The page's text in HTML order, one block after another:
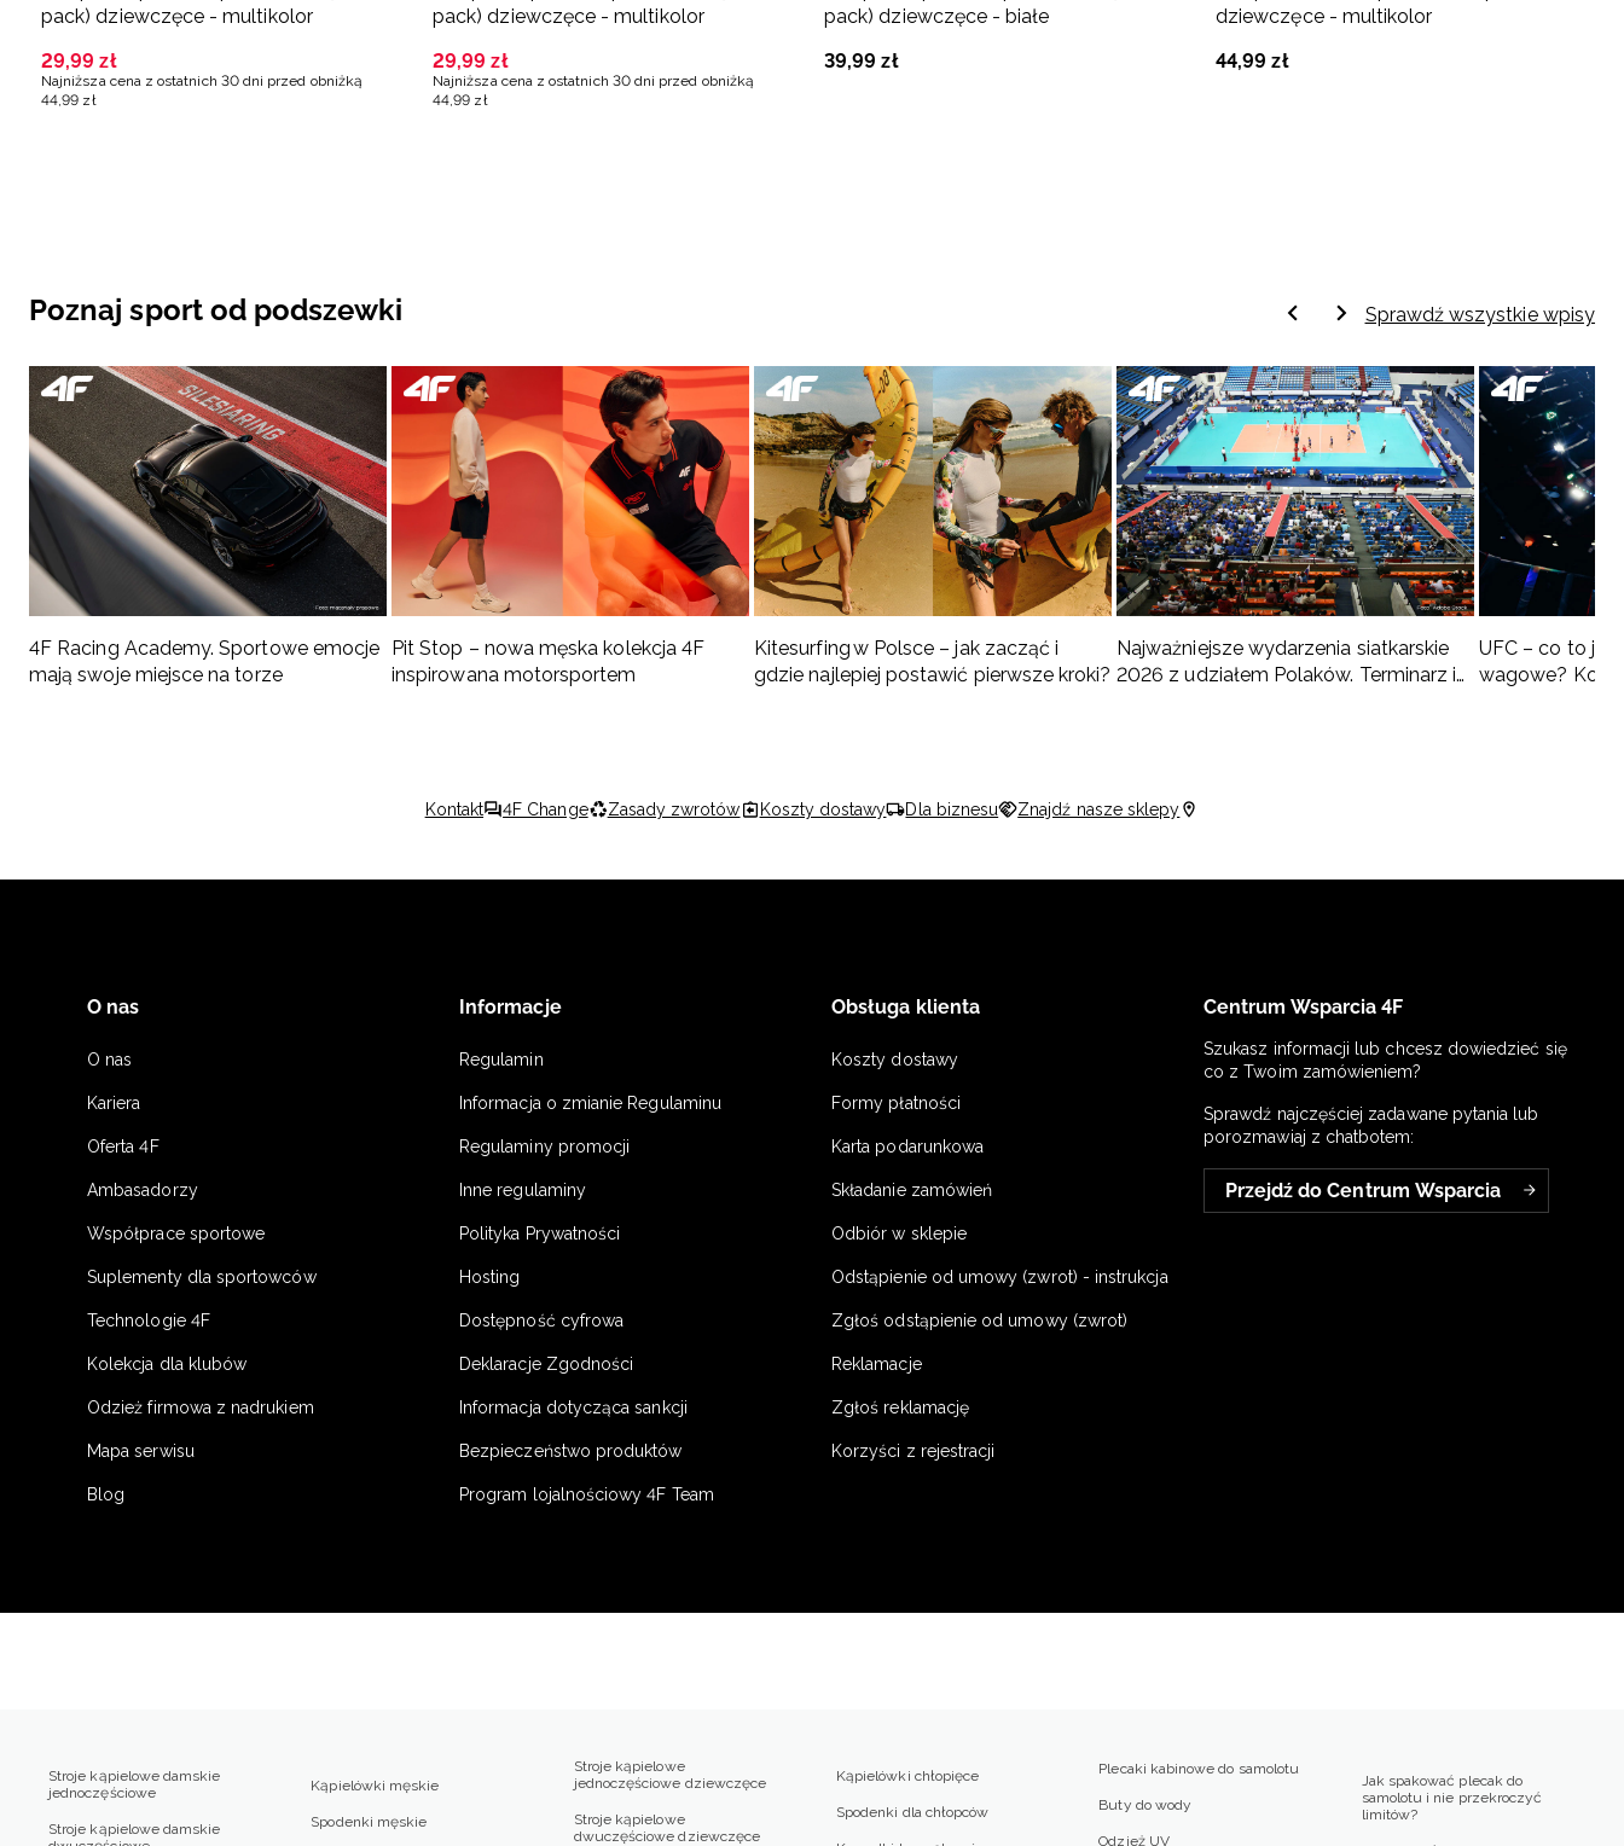
pack) dziewczęce - multikolor
29,99 zł
Najniższa cena z ostatnich 30 dni przed obniżką
44 ,99 zł
pack) dziewczęce - multikolor
29,99 zł
Najniższa cena z ostatnich 30 dni przed obniżką
44 ,99 zł
pack) dziewczęce - białe
39,99 zł
dziewczęce - multikolor
44,99 zł
Poznaj sport od podszewki Sprawdź wszystkie wpisy
4F Racing Academy. Sportowe emocje
mają swoje miejsce na torze
Pit Stop – nowa męska kolekcja 4F
inspirowana motorsportem
Kitesurfing w Polsce – jak zacząć i
gdzie najlepiej postawić pierwsze kroki?
Najważniejsze wydarzenia siatkarskie
2026 z udziałem Polaków. Terminarz i
UFC – co to
wagowe?
Kontakt 4F Change Zasady zwrotów Koszty dostawy Dla biznesu Znajdź nasze sklepy
O nas
O nas
Kariera
Oferta 4F
Ambasadorzy
Współprace sportowe
Suplementy dla sportowców
Technologie 4F
Kolekcja dla klubów
Odzież firmowa z nadrukiem
Mapa serwisu
Blog
Informacje
Regulamin
Informacja o zmianie Regulaminu
Regulaminy promocji
Inne regulaminy
Polityka Prywatności
Hosting
Dostępność cyfrowa
Deklaracje Zgodności
Informacja dotycząca sankcji
Bezpieczeństwo produktów
Program lojalnościowy 4F Team
Obsługa klienta
Koszty dostawy
Formy płatności
Karta podarunkowa
Składanie zamówień
Odbiór w sklepie
Odstąpienie od umowy (zwrot) - instrukcja
Zgłoś odstąpienie od umowy (zwrot)
Reklamacje
Zgłoś reklamację
Korzyści z rejestracji
Centrum Wsparcia 4F
Szukasz informacji lub chcesz dowiedzieć się
co z Twoim zamówieniem?
Sprawdź najczęściej zadawane pytania lub
porozmawiaj z chatbotem:
Przejdź do Centrum Wsparcia
Stroje kąpielowe damskie
jednoczęściowe
Stroje kąpielowe damskie
Kąpielówki męskie
Spodenki męskie
Stroje kąpielowe
jednoczęściowe dziewczęce
Stroje kąpielowe
dwuczęściowe dziewczęce
Kąpielówki chłopięce
Spodenki dla chłopców
Plecaki kabinowe do samolotu
Buty do wody
Odzież UV
Jak spakować plecak do
samolotu i nie przekroczyć
limitów?